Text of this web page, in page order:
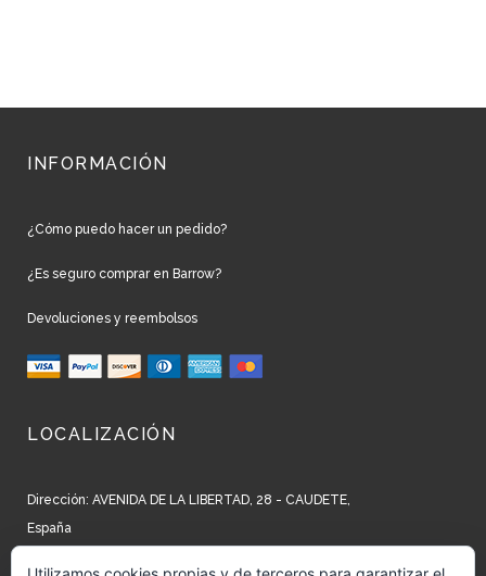
INFORMACIÓN
¿Cómo puedo hacer un pedido?
¿Es seguro comprar en Barrow?
Devoluciones y reembolsos
LOCALIZACIÓN
Dirección: AVENIDA DE LA LIBERTAD, 28 - CAUDETE,
España
Teléfono: +34 965 827 250